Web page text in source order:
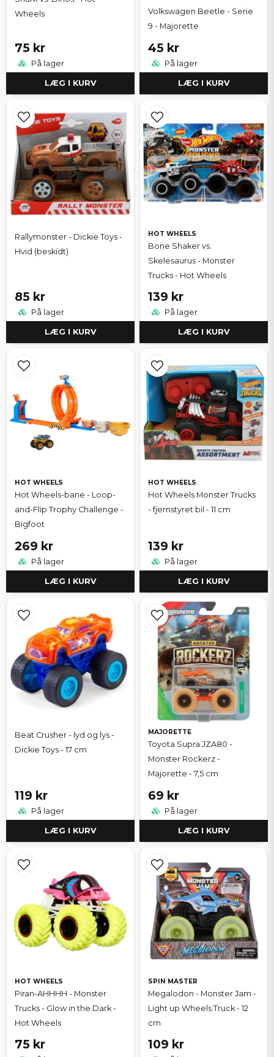
Wheels
75 kr
På lager
LÆG I KURV
Volkswagen Beetle - Serie
9 - Majorette
45 kr
På lager
LÆG I KURV
Rallymonster - Dickie Toys -
Hvid (beskidt)
85 kr
På lager
LÆG I KURV
HOT WHEELS
Bone Shaker vs.
Skelesaurus - Monster
Trucks - Hot Wheels
139 kr
På lager
LÆG I KURV
HOT WHEELS
Hot Wheels-bane - Loop-
and-Flip Trophy Challenge -
Bigfoot
269 kr
På lager
LÆG I KURV
HOT WHEELS
Hot Wheels Monster Trucks
- fjernstyret bil - 11 cm
139 kr
På lager
LÆG I KURV
Beat Crusher - lyd og lys -
Dickie Toys - 17 cm
119 kr
På lager
LÆG I KURV
MAJORETTE
Toyota Supra JZA80 -
Monster Rockerz -
Majorette - 7,5 cm
69 kr
På lager
LÆG I KURV
HOT WHEELS
Piran-AHHHH - Monster
Trucks - Glow in the Dark -
Hot Wheels
75 kr
SPIN MASTER
Megalodon - Monster Jam -
Light up Wheels Truck - 12
cm
109 kr